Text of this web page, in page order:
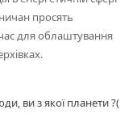
просять
для облаштування
ви з якої планети ?(